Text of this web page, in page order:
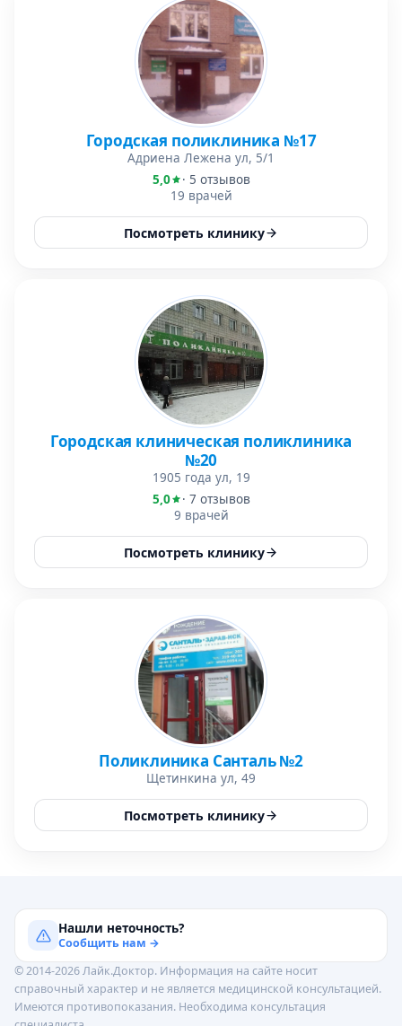
Городская поликлиника №17
Адриена Лежена ул, 5/1
5,0
· 5 отзывов
19 врачей
Посмотреть клинику
Городская клиническая поликлиника
№20
1905 года ул, 19
5,0
· 7 отзывов
9 врачей
Посмотреть клинику
Поликлиника Санталь №2
Щетинкина ул, 49
Посмотреть клинику
Нашли неточность?
Сообщить нам →
© 2014-2026 Лайк.Доктор. Информация на сайте носит
справочный характер и не является медицинской консультацией.
Имеются противопоказания. Необходима консультация